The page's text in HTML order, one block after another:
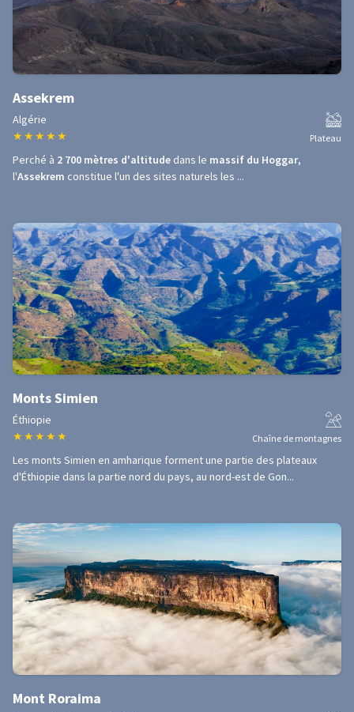
Assekrem
Algérie
★ ★ ★ ★ ★ Plateau
Perché à 2 700 mètres d'altitude dans le massif du Hoggar,
l'Assekrem constitue l'un des sites naturels les ...
Monts Simien
Éthiopie
★ ★ ★ ★ ★ Chaîne de montagnes
Les monts Simien en amharique forment une partie des plateaux
d'Éthiopie dans la partie nord du pays, au nord-est de Gon...
Mont Roraima